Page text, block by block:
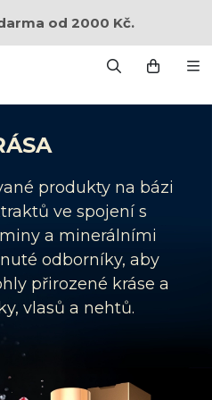
od 2000 Kč.
produkty na bázi
ve spojení s
a minerálními
odborníky, aby
přirozené kráse a
vlasů a nehtů.